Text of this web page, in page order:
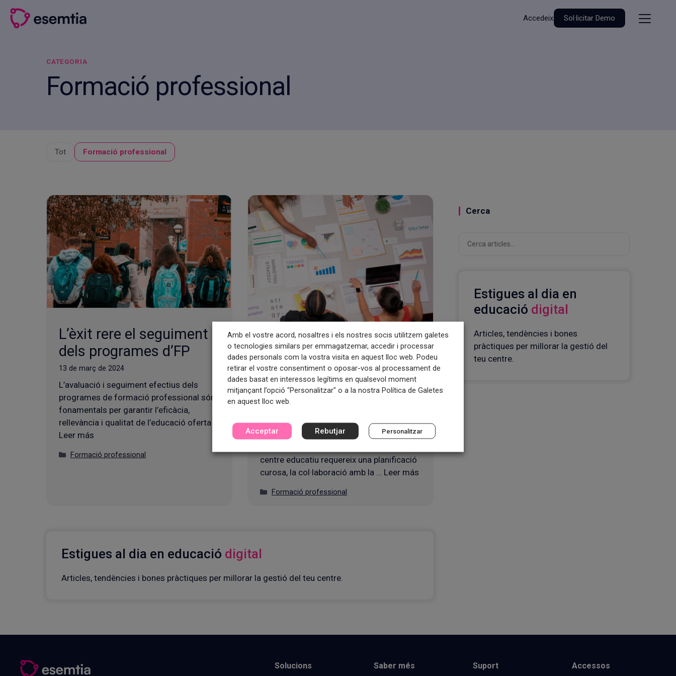
Vés
contingut
Accedeix Sol·licitar Demo
CATEGORIA
Formació professional
Tot Formació professional
L’èxit rere el seguiment
dels programes d’FP
13 de març de 2024
L’avaluació i seguiment efectius dels
programes de formació professional són
fonamentals per garantir l’eficàcia,
rellevància i qualitat de l’educació oferta …
Leer más
Categories
Formació professional
Busquem estratègies
per implementar amb
èxit els programes de
formació professional
Dissenyar i implementar programes de
centre educatiu requereix una planificació
curosa, la col·laboració amb la … Leer más
Categories
Formació professional
Estigues al dia en educació digital
Articles, tendències i bones pràctiques per millorar la gestió del teu centre.
Cerca
Estigues al dia en
educació digital
Articles, tendències i bones
pràctiques per millorar la gestió del
teu centre.
Solucions Saber més Suport Accessos
Amb el vostre acord, nosaltres i els nostres socis utilitzem galetes
o tecnologies similars per emmagatzemar, accedir i processar
dades personals com la vostra visita en aquest lloc web. Podeu
retirar el vostre consentiment o oposar-vos al processament de
dades basat en interessos legítims en qualsevol moment
mitjançant l’opció "Personalitzar" o a la nostra Política de Galetes
en aquest lloc web.
Acceptar Rebutjar Personalitzar